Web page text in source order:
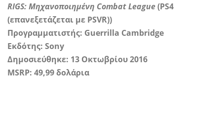
RIGS: Μηχανοποιημένη Combat League(PS4
(επανεξετάζεται με PSVR))
Προγραμματιστής: Guerrilla Cambridge
Εκδότης: Sony
Δημοσιεύθηκε: 13 Οκτωβρίου 2016
MSRP: 49,99 δολάρια